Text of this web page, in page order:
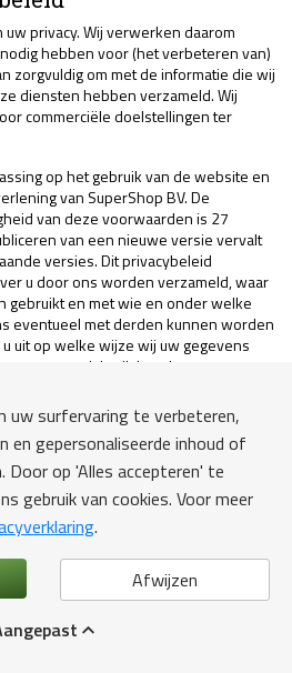
privacy. Wij verwerken daarom
hebben voor (het verbeteren van)
zorgvuldig om met de informatie die wij
diensten hebben verzameld. Wij
commerciële doelstellingen ter
op het gebruik van de website en
van SuperShop BV. De
van deze voorwaarden is 27
van een nieuwe versie vervalt
versies. Dit privacybeleid
u door ons worden verzameld, waar
gebruikt en met wie en onder welke
eventueel met derden kunnen worden
uit op welke wijze wij uw gegevens
tegen misbruik beschermen en
kunt u contact opnemen
privacyzaken, u vindt de
van ons privacybeleid.
wijze wij uw gegevens verwerken,
welke beveiligingstechnieken wij
inzichtelijk zijn.
en dienstverlening van SuperShop
uw surfervaring te verbeteren,
en gepersonaliseerde inhoud of
op 'Alles accepteren' te
gebruik van cookies. Voor meer
.
Afwijzen